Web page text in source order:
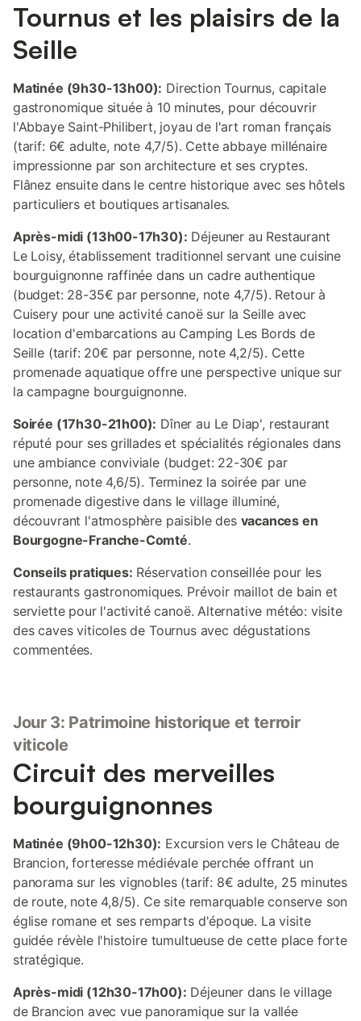
Tournus et les plaisirs de la
Seille
Matinée (9h30-13h00): Direction Tournus, capitale
gastronomique située à 10 minutes, pour découvrir
l'Abbaye Saint-Philibert, joyau de l'art roman français
(tarif: 6€ adulte, note 4,7/5). Cette abbaye millénaire
impressionne par son architecture et ses cryptes.
Flânez ensuite dans le centre historique avec ses hôtels
particuliers et boutiques artisanales.
Après-midi (13h00-17h30): Déjeuner au Restaurant
Le Loisy, établissement traditionnel servant une cuisine
bourguignonne raffinée dans un cadre authentique
(budget: 28-35€ par personne, note 4,7/5). Retour à
Cuisery pour une activité canoë sur la Seille avec
location d'embarcations au Camping Les Bords de
Seille (tarif: 20€ par personne, note 4,2/5). Cette
promenade aquatique offre une perspective unique sur
la campagne bourguignonne.
Soirée (17h30-21h00): Dîner au Le Diap', restaurant
réputé pour ses grillades et spécialités régionales dans
une ambiance conviviale (budget: 22-30€ par
personne, note 4,6/5). Terminez la soirée par une
promenade digestive dans le village illuminé,
découvrant l'atmosphère paisible des vacances en
Bourgogne-Franche-Comté.
Conseils pratiques: Réservation conseillée pour les
restaurants gastronomiques. Prévoir maillot de bain et
serviette pour l'activité canoë. Alternative météo: visite
des caves viticoles de Tournus avec dégustations
commentées.
Jour 3: Patrimoine historique et terroir
viticole
Circuit des merveilles
bourguignonnes
Matinée (9h00-12h30): Excursion vers le Château de
Brancion, forteresse médiévale perchée offrant un
panorama sur les vignobles (tarif: 8€ adulte, 25 minutes
de route, note 4,8/5). Ce site remarquable conserve son
église romane et ses remparts d'époque. La visite
guidée révèle l'histoire tumultueuse de cette place forte
stratégique.
Après-midi (12h30-17h00): Déjeuner dans le village
de Brancion avec vue panoramique sur la vallée